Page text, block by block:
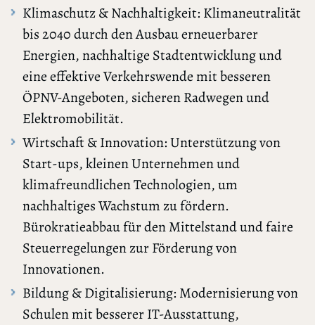
Klimaschutz & Nachhaltigkeit: Klimaneutralität
bis 2040 durch den Ausbau erneuerbarer
Energien, nachhaltige Stadtentwicklung und
eine effektive Verkehrswende mit besseren
ÖPNV-Angeboten, sicheren Radwegen und
Elektromobilität.
Wirtschaft & Innovation: Unterstützung von
Start-ups, kleinen Unternehmen und
klimafreundlichen Technologien, um
nachhaltiges Wachstum zu fördern.
Bürokratieabbau für den Mittelstand und faire
Steuerregelungen zur Förderung von
Innovationen.
Bildung & Digitalisierung: Modernisierung von
Schulen mit besserer IT-Ausstattung,